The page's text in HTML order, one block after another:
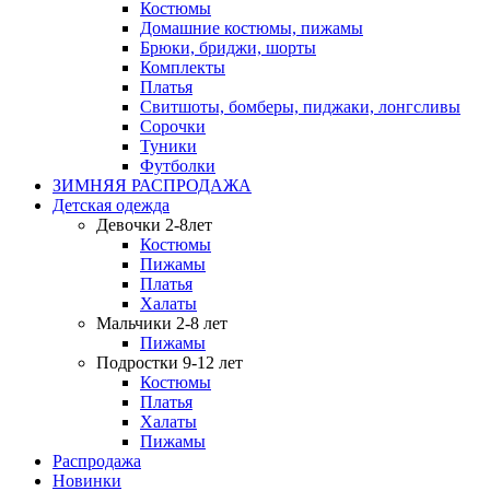
Костюмы
Домашние костюмы, пижамы
Брюки, бриджи, шорты
Комплекты
Платья
Свитшоты, бомберы, пиджаки, лонгсливы
Сорочки
Туники
Футболки
ЗИМНЯЯ РАСПРОДАЖА
Детская одежда
Девочки 2-8лет
Костюмы
Пижамы
Платья
Халаты
Мальчики 2-8 лет
Пижамы
Подростки 9-12 лет
Костюмы
Платья
Халаты
Пижамы
Распродажа
Новинки